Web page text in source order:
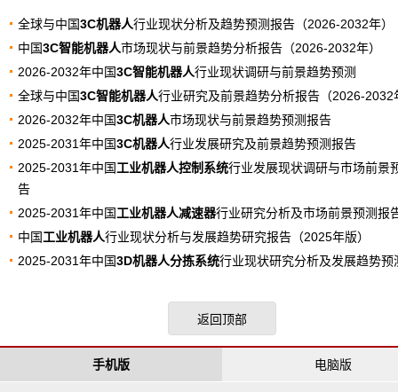
全球与中国3C机器人行业现状分析及趋势预测报告（2026-2032年）
中国3C智能机器人市场现状与前景趋势分析报告（2026-2032年）
2026-2032年中国3C智能机器人行业现状调研与前景趋势预测
全球与中国3C智能机器人行业研究及前景趋势分析报告（2026-2032
2026-2032年中国3C机器人市场现状与前景趋势预测报告
2025-2031年中国3C机器人行业发展研究及前景趋势预测报告
2025-2031年中国工业机器人控制系统行业发展现状调研与市场前景
告
2025-2031年中国工业机器人减速器行业研究分析及市场前景预测报
中国工业机器人行业现状分析与发展趋势研究报告（2025年版）
2025-2031年中国3D机器人分拣系统行业现状研究分析及发展趋势预
返回顶部
电脑版
手机版